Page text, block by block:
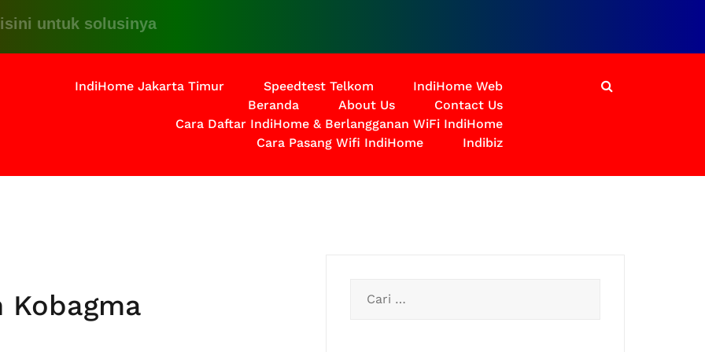
solusinya
IndiHome Jakarta Timur Speedtest Telkom
IndiHome Web
Beranda
About Us
Contact Us
Cara Daftar IndiHome & Berlangganan WiFi IndiHome
Cara Pasang Wifi IndiHome
Indibiz
Kobagma
untuk: